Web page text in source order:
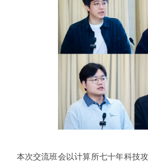
本次交流班会以计算所七十年科技